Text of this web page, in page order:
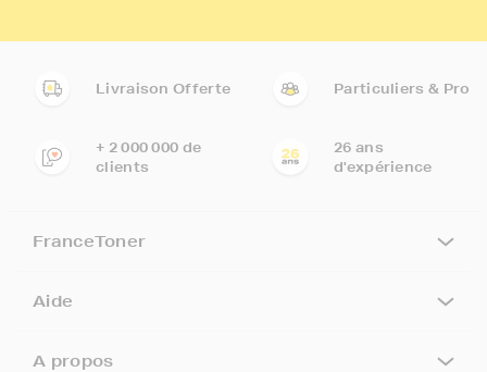
Livraison Offerte Particuliers & Pro
+ 2 000 000 de
clients
26 ans
d'expérience
FranceToner
Aide
A propos